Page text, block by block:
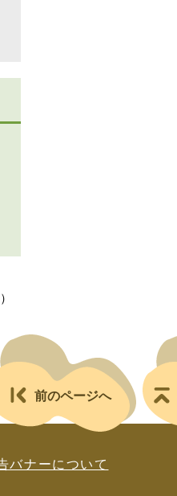
前のページへ
バナーについて